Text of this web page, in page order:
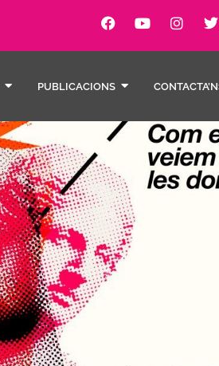
PUBLICACIONS